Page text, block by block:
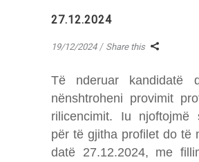
27.12.2024
19/12/2024 Share this
Të nderuar kandidatë
nënshtroheni provimit
rilicencimit. Iu njoftojmë
për të gjitha profilet do të
datë 27.12.2024, me